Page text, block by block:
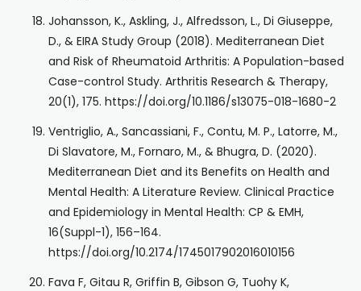
Johansson, K., Askling, J., Alfredsson, L., Di Giuseppe,
D., & EIRA Study Group (2018). Mediterranean Diet
and Risk of Rheumatoid Arthritis: A Population-based
Case-control Study. Arthritis Research & Therapy,
20(1), 175. https://doi.org/10.1186/s13075-018-1680-2
Ventriglio, A., Sancassiani, F., Contu, M. P., Latorre, M.,
Di Slavatore, M., Fornaro, M., & Bhugra, D. (2020).
Mediterranean Diet and its Benefits on Health and
Mental Health: A Literature Review. Clinical Practice
and Epidemiology in Mental Health: CP & EMH,
16(Suppl-1), 156–164.
https://doi.org/10.2174/1745017902016010156
Fava F, Gitau R, Griffin B, Gibson G, Tuohy K,